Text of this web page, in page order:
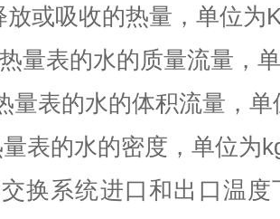
放或吸收的热量，单位为
量表的水的质量流量，
量表的水的体积流量，单
表的水的密度，单位为
换系统进口和出口温